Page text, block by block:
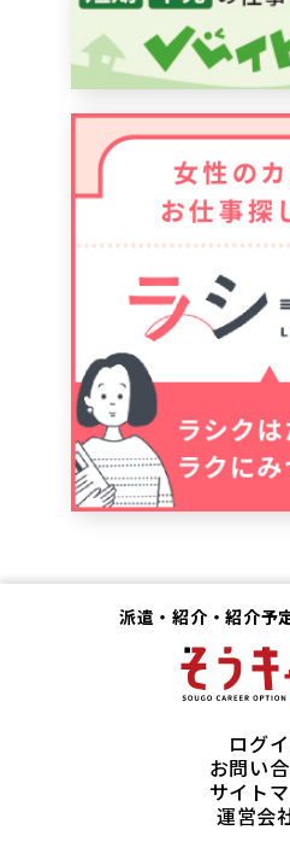
派遣・紹介・紹介予
ログ
お問い
サイト
運営会